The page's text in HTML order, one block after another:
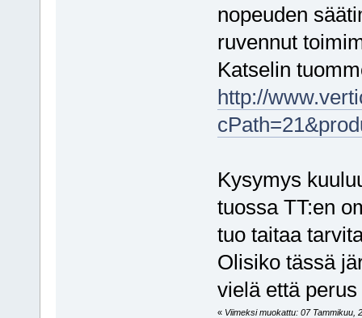
nopeuden
ruvennut
Katselin
http://
Kysymys
tuossa TT:en
tuo taitaa
Olisiko tässä
vielä että
« Viimeksi muokattu: 07 Tammikuu,